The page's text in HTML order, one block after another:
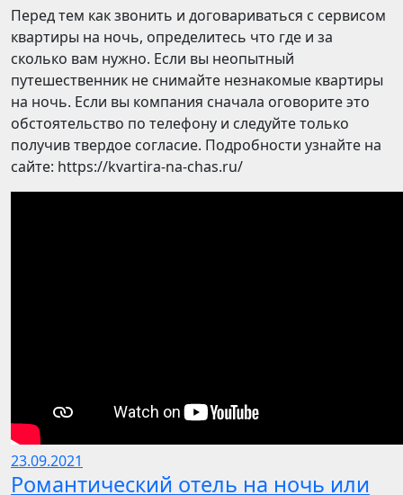
Перед тем как звонить и договариваться с сервисом
квартиры на ночь, определитесь что где и за
сколько вам нужно. Если вы неопытный
путешественник не снимайте незнакомые квартиры
на ночь. Если вы компания сначала оговорите это
обстоятельство по телефону и следуйте только
получив твердое согласие. Подробности узнайте на
сайте: https://kvartira-na-chas.ru/
23.09.2021
Романтический отель на ночь или